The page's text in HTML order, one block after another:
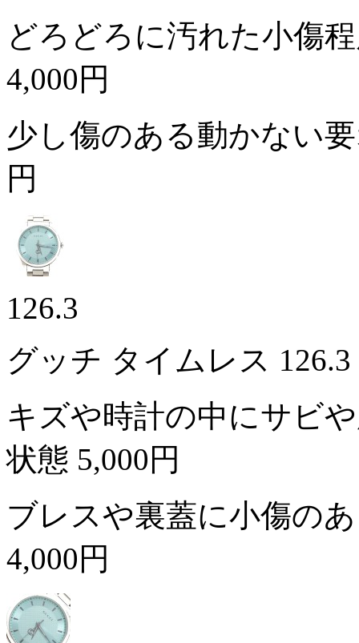
どろどろに汚れた小傷
4,000円
少し傷のある動かない
円
126.3
グッチ タイムレス
キズや時計の中にサビ
状態 5,000円
ブレスや裏蓋に小傷の
4,000円